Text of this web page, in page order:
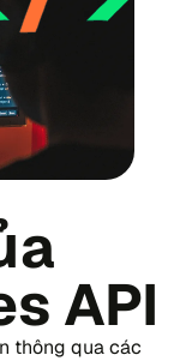
API
thông qua các